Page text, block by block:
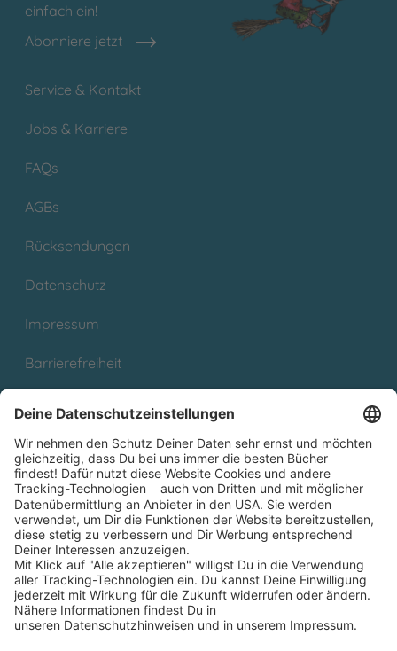
einfach ein!
Abonniere jetzt
Service & Kontakt
Jobs & Karriere
FAQs
AGBs
Rücksendungen
Datenschutz
Impressum
Barrierefreiheit
Partnerprogramm (Affiliate)
Folge uns auf
* Versandkostenfrei ab 9,00 € Bestellwert innerhalb
Deutschlands
** Lieferzeit 1-3 Werktage innerhalb Deutschlands